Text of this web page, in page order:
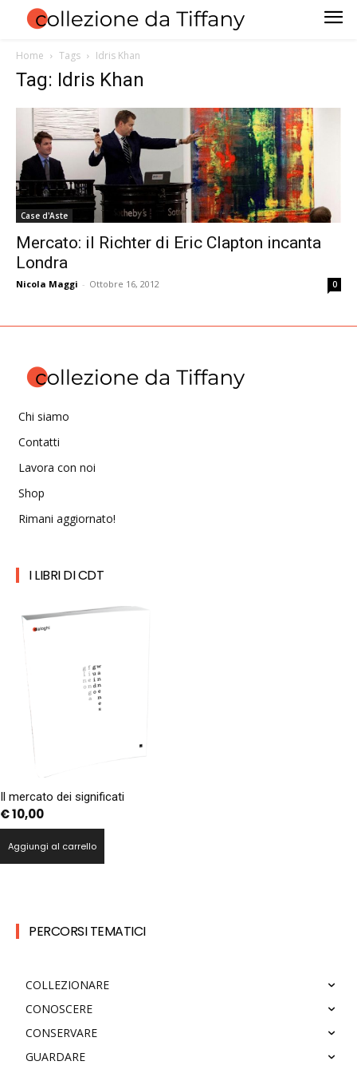
Home Tags Idris Khan
Tag: Idris Khan
Case d'Aste
Mercato: il Richter di Eric Clapton incanta
Londra
Nicola Maggi - Ottobre 16, 2012 0
Chi siamo
Contatti
Lavora con noi
Shop
Rimani aggiornato!
I LIBRI DI CDT
Il mercato dei significati
€10,00
Aggiungi al carrello
PERCORSI TEMATICI
COLLEZIONARE
CONOSCERE
CONSERVARE
GUARDARE